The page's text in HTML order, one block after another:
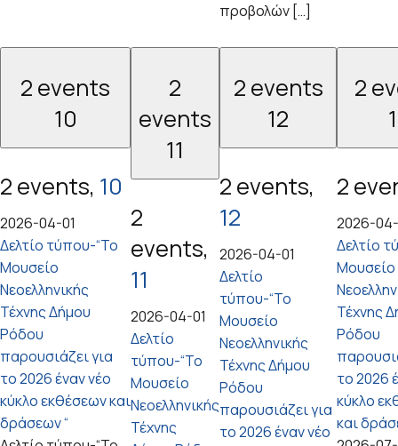
προβολών […]
2 events
10
2 events, 10
2026-04-01
Δελτίο τύπου-“Το
Μουσείο
Νεοελληνικής
Τέχνης Δήμου
Ρόδου
παρουσιάζει για
το 2026 έναν νέο
κύκλο εκθέσεων και
δράσεων “
2
events
11
2
events,
11
2026-04-01
Δελτίο
τύπου-“Το
Μουσείο
Νεοελληνικής
Τέχνης
2 events
12
2 events,
12
2026-04-01
Δελτίο
τύπου-“Το
Μουσείο
Νεοελληνικής
Τέχνης Δήμου
Ρόδου
παρουσιάζει για
το 2026 έναν νέο
2
2
2026-
Δελτίο
Μουσείο
Τέχνης
Ρόδου
το 2026
κύκλο
και